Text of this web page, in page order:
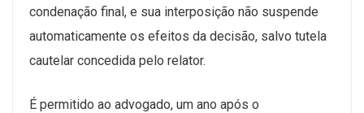
condenação final, e sua interposição não suspende
automaticamente os efeitos da decisão, salvo tutela
cautelar concedida pelo relator.
É permitido ao advogado, um ano após o